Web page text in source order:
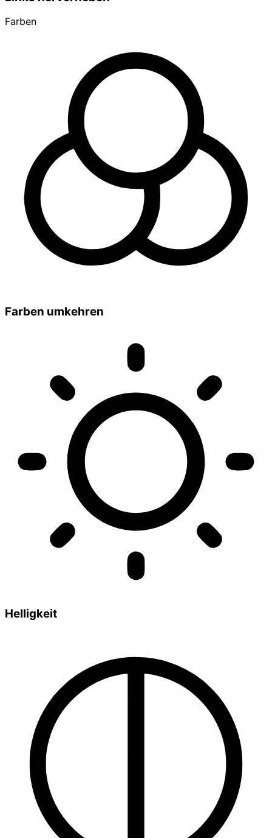
Farben
Farben umkehren
Helligkeit